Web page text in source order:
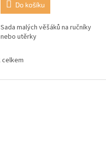
Do košíku
Sada malých věšáků na ručníky
nebo utěrky